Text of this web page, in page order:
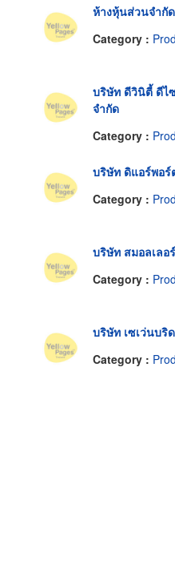
ห้างหุ้นส่วนจำกั
Category :
บริษัท ดีวินิตี้ ดีไ
จำกัด
Category :
บริษัท ดิแอร์พอร์
Category :
บริษัท สมอลเลอ
Category :
บริษัท เซเว่นบริ
Category :